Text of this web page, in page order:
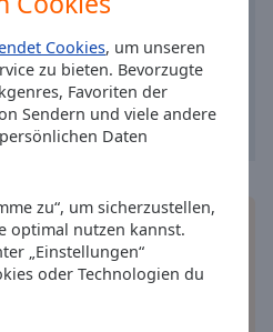
Cookies, um unseren
zu bieten. Bevorzugte
Favoriten der
Sendern und viele andere
Daten
zu“, um sicherzustellen,
optimal nutzen kannst.
„Einstellungen“
oder Technologien du
Gratisappauf Ihrem
Radio Box-App und hören
online an, wo Sie immer